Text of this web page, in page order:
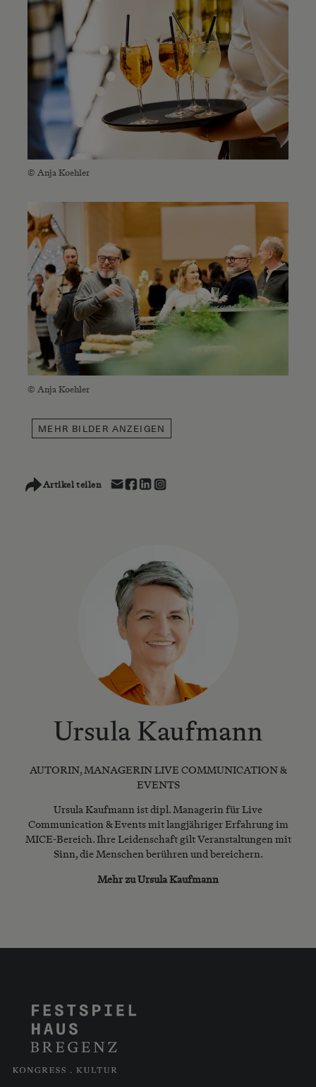
© Anja Koehler
© Anja Koehler
MEHR BILDER ANZEIGEN
Artikel teilen
Ursula Kaufmann
AUTORIN, MANAGERIN LIVE COMMUNICATION &
EVENTS
Ursula Kaufmann ist dipl. Managerin für Live
Communication & Events mit langjähriger Erfahrung im
MICE-Bereich. Ihre Leidenschaft gilt Veranstaltungen mit
Sinn, die Menschen berühren und bereichern.
Mehr zu Ursula Kaufmann